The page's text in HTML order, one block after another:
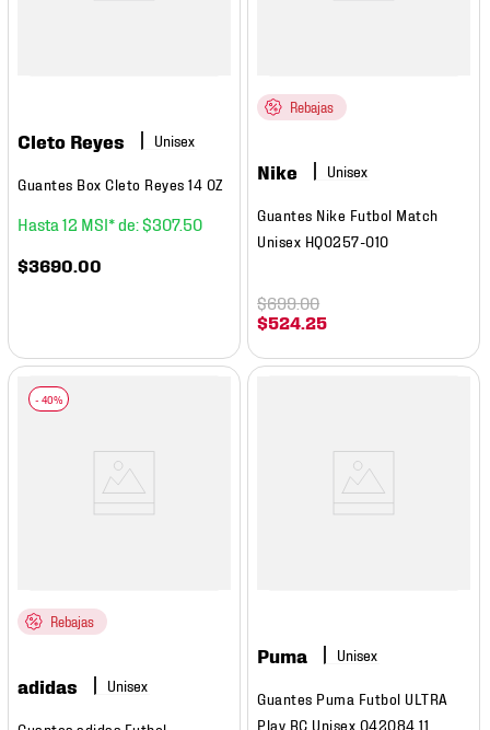
Cleto Reyes
Guantes Box Cleto Reyes 14 OZ
12 $307.50
$3690 .00
Rebajas
Nike
Guantes Nike Futbol Match
Unisex HQ0257-010
$524 .25
$699.00
Rebajas
adidas
Puma
Guantes Puma Futbol ULTRA
Play RC Unisex 042084 11